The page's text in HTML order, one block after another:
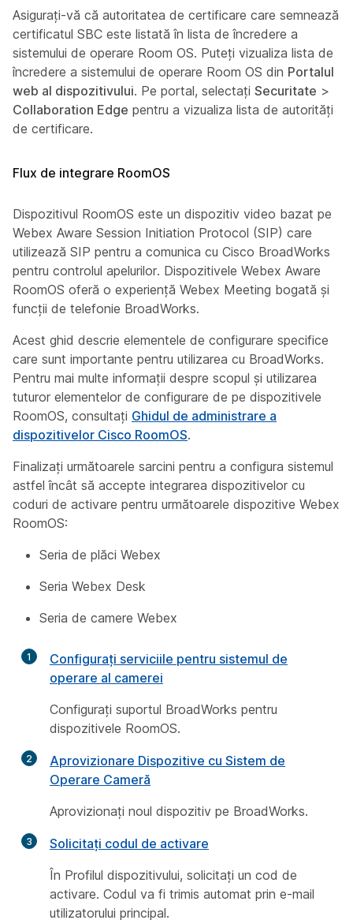
Asigurați-vă că autoritatea de certificare care semnează
certificatul SBC este listată în lista de încredere a
sistemului de operare Room OS. Puteți vizualiza lista de
încredere a sistemului de operare Room OS din Portalul
web al dispozitivului. Pe portal, selectați Securitate >
Collaboration Edge pentru a vizualiza lista de autorități
de certificare.
Flux de integrare RoomOS
Dispozitivul RoomOS este un dispozitiv video bazat pe
Webex Aware Session Initiation Protocol (SIP) care
utilizează SIP pentru a comunica cu Cisco BroadWorks
pentru controlul apelurilor. Dispozitivele Webex Aware
RoomOS oferă o experiență Webex Meeting bogată și
funcții de telefonie BroadWorks.
Acest ghid descrie elementele de configurare specifice
care sunt importante pentru utilizarea cu BroadWorks.
Pentru mai multe informații despre scopul și utilizarea
tuturor elementelor de configurare de pe dispozitivele
RoomOS, consultați Ghidul de administrare a
dispozitivelor Cisco RoomOS.
Finalizați următoarele sarcini pentru a configura sistemul
astfel încât să accepte integrarea dispozitivelor cu
coduri de activare pentru următoarele dispozitive Webex
RoomOS:
Seria de plăci Webex
Seria Webex Desk
Seria de camere Webex
1
Configurați serviciile pentru sistemul de
operare al camerei
Configurați suportul BroadWorks pentru
dispozitivele RoomOS.
2
Aprovizionare Dispozitive cu Sistem de
Operare Cameră
Aprovizionați noul dispozitiv pe BroadWorks.
3
Solicitați codul de activare
În Profilul dispozitivului, solicitați un cod de
activare. Codul va fi trimis automat prin e-mail
utilizatorului principal.